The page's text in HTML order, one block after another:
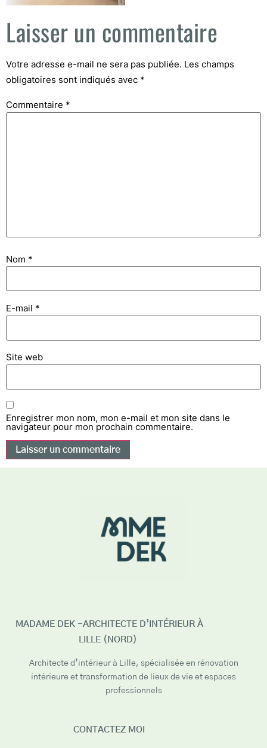
Laisser un commentaire
Votre adresse e-mail ne sera pas publiée. Les champs
obligatoires sont indiqués avec *
Commentaire *
Nom *
E-mail *
Site web
Enregistrer mon nom, mon e-mail et mon site dans le
navigateur pour mon prochain commentaire.
MADAME DEK -ARCHITECTE D’INTÉRIEUR À
LILLE (NORD)
Architecte d’intérieur à Lille, spécialisée en rénovation
intérieure et transformation de lieux de vie et espaces
professionnels
CONTACTEZ MOI